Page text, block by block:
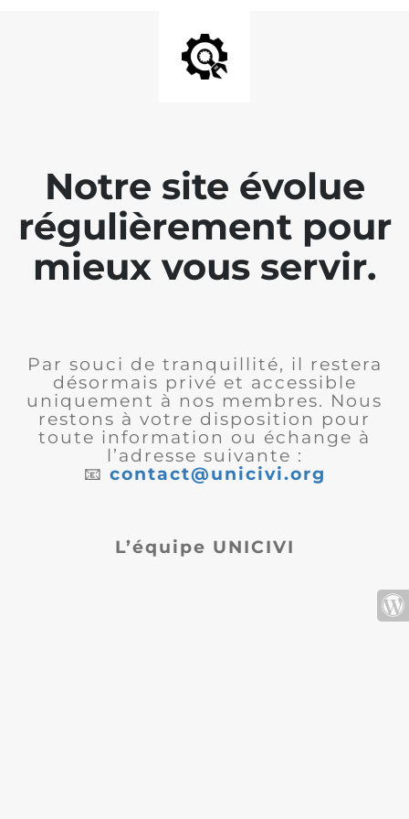
Notre site évolue
régulièrement pour
mieux vous servir.
Par souci de tranquillité, il restera
désormais privé et accessible
uniquement à nos membres. Nous
restons à votre disposition pour
toute information ou échange à
l’adresse suivante :
📧 contact@unicivi.org
L’équipe UNICIVI